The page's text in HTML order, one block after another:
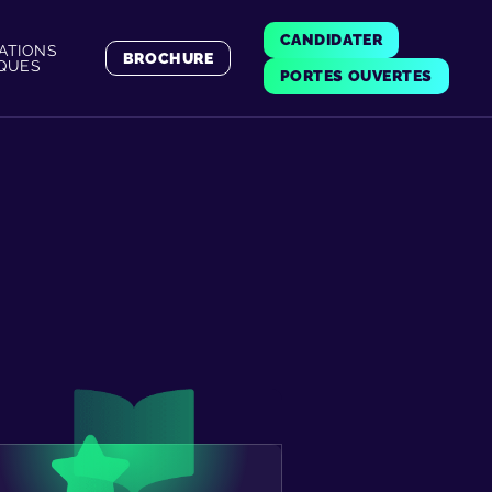
BROCHURE
CANDIDATER
PORTES OUVERTES